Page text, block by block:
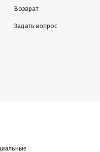
Возврат
Задать вопрос